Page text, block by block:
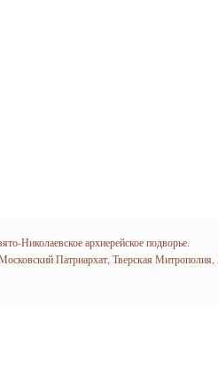
Николаевское архиерейское подворье.
Патриархат, Тверская